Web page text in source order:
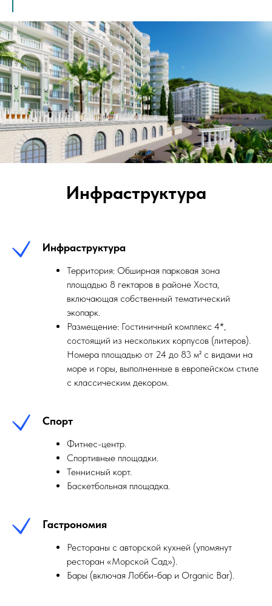
Инфраструктура
Инфраструктура
Территория: Обширная парковая зона
площадью 8 гектаров в районе Хоста,
включающая собственный тематический
экопарк.
Размещение: Гостиничный комплекс 4*,
состоящий из нескольких корпусов (литеров).
Номера площадью от 24 до 83 м² с видами на
море и горы, выполненные в европейском стиле
с классическим декором.
Спорт
Фитнес-центр.
Спортивные площадки.
Теннисный корт.
Баскетбольная площадка.
Гастрономия
Рестораны с авторской кухней (упомянут
ресторан «Морской Сад»).
Бары (включая Лобби-бар и Organic Bar).